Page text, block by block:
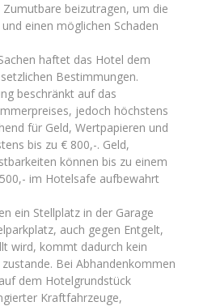
beizutragen, um die
einen möglichen Schaden
haftet das Hotel dem
Bestimmungen.
beschränkt auf das
jedoch höchstens
für Geld, Wertpapieren und
bis zu € 800,-. Geld,
können bis zu einem
im Hotelsafe aufbewahrt
ein Stellplatz in der Garage
auch gegen Entgelt,
wird, kommt dadurch kein
Bei Abhandenkommen
dem Hotelgrundstück
Kraftfahrzeuge,